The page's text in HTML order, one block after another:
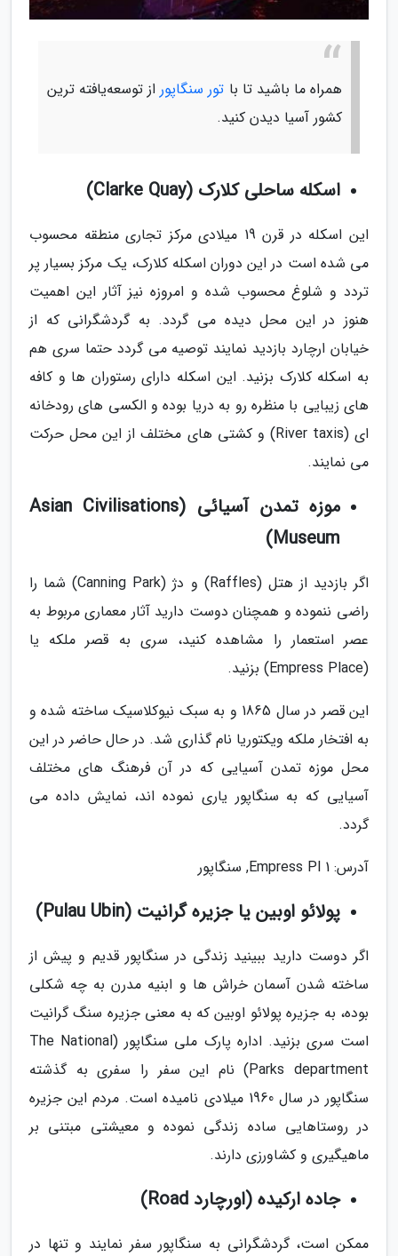
همراه ما باشید تا با تور سنگاپور از توسعه‌یافته ترین
کشور آسیا دیدن کنید.
اسکله ساحلی کلارک (Clarke Quay)
این اسکله در قرن 19 میلادی مرکز تجاری منطقه محسوب
می شده است در این دوران اسکله کلارک، یک مرکز بسیار پر
تردد و شلوغ محسوب شده و امروزه نیز آثار این اهمیت
هنوز در این محل دیده می گردد. به گردشگرانی که از
خیابان ارچارد بازدید نمایند توصیه می گردد حتما سری هم
به اسکله کلارک بزنید. این اسکله دارای رستوران ها و کافه
های زیبایی با منظره رو به دریا بوده و الکسی های رودخانه
ای (River taxis) و کشتی های مختلف از این محل حرکت
می نمایند.
موزه تمدن آسیائی (Asian Civilisations
Museum)
اگر بازدید از هتل (Raffles) و دژ (Canning Park) شما را
راضی ننموده و همچنان دوست دارید آثار معماری مربوط به
عصر استعمار را مشاهده کنید، سری به قصر ملکه یا
(Empress Place) بزنید.
این قصر در سال 1865 و به سبک نیوکلاسیک ساخته شده و
به افتخار ملکه ویکتوریا نام گذاری شد. در حال حاضر در این
محل موزه تمدن آسیایی که در آن فرهنگ های مختلف
آسیایی که به سنگاپور یاری نموده اند، نمایش داده می
گردد.
آدرس: 1 Empress Pl, سنگاپور
پولائو اوبین یا جزیره گرانیت (Pulau Ubin)
اگر دوست دارید ببینید زندگی در سنگاپور قدیم و پیش از
ساخته شدن آسمان خراش ها و ابنیه مدرن به چه شکلی
بوده، به جزیره پولائو اوبین که به معنی جزیره سنگ گرانیت
است سری بزنید. اداره پارک ملی سنگاپور (The National
Parks department) نام این سفر را سفری به گذشته
سنگاپور در سال 1960 میلادی نامیده است. مردم این جزیره
در روستاهایی ساده زندگی نموده و معیشتی مبتنی بر
ماهیگیری و کشاورزی دارند.
جاده ارکیده (اورچارد Road)
ممکن است، گردشگرانی به سنگاپور سفر نمایند و تنها در